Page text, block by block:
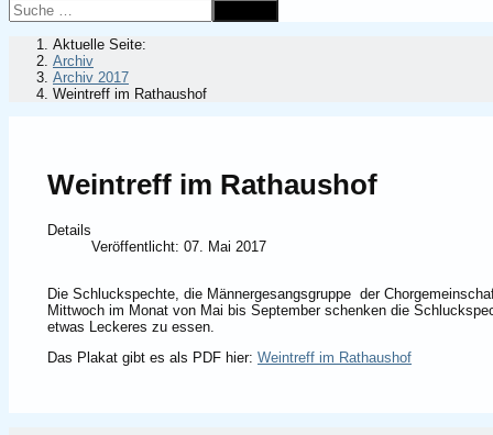
Aktuelle Seite:
Archiv
Archiv 2017
Weintreff im Rathaushof
Weintreff im Rathaushof
Details
Veröffentlicht: 07. Mai 2017
Die Schluckspechte, die Männergesangsgruppe der
Mittwoch im Monat von Mai bis September schenken die
etwas Leckeres zu essen.
Das Plakat gibt es als PDF hier: Weintreff im Rathaushof